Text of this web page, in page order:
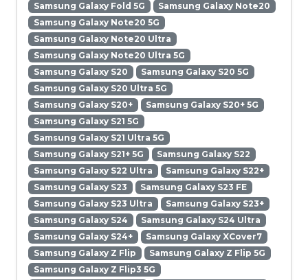
Samsung Galaxy Fold 5G
Samsung Galaxy Note20
Samsung Galaxy Note20 5G
Samsung Galaxy Note20 Ultra
Samsung Galaxy Note20 Ultra 5G
Samsung Galaxy S20
Samsung Galaxy S20 5G
Samsung Galaxy S20 Ultra 5G
Samsung Galaxy S20+
Samsung Galaxy S20+ 5G
Samsung Galaxy S21 5G
Samsung Galaxy S21 Ultra 5G
Samsung Galaxy S21+ 5G
Samsung Galaxy S22
Samsung Galaxy S22 Ultra
Samsung Galaxy S22+
Samsung Galaxy S23
Samsung Galaxy S23 FE
Samsung Galaxy S23 Ultra
Samsung Galaxy S23+
Samsung Galaxy S24
Samsung Galaxy S24 Ultra
Samsung Galaxy S24+
Samsung Galaxy XCover7
Samsung Galaxy Z Flip
Samsung Galaxy Z Flip 5G
Samsung Galaxy Z Flip3 5G